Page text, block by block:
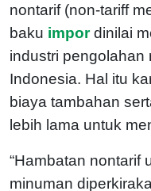
nontarif (non-tariff
baku impordinilai
industri pengolahan
Indonesia. Hal itu
biaya tambahan
lebih lama untuk
“Hambatan nontarif
minuman